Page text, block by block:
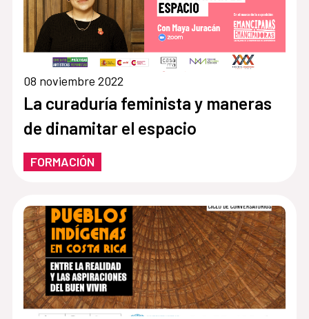
08 noviembre 2022
La curaduría feminista y maneras
de dinamitar el espacio
FORMACIÓN